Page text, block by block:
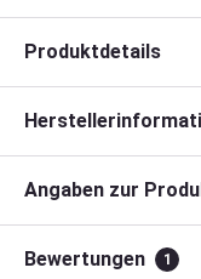
Produktdetails
Angaben zur
Bewertungen 1